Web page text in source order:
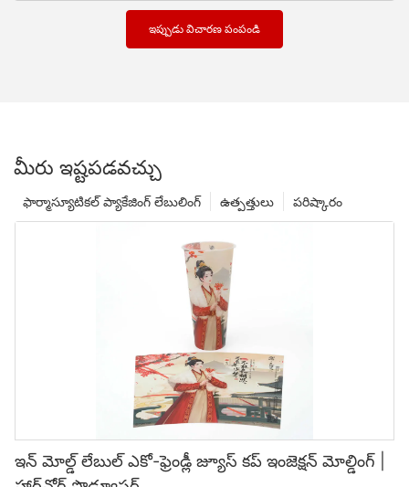
ఇప్పుడు విచారణ పంపండి
మీరు ఇష్టపడవచ్చు
పరిష్కారం
ఉత్పత్తులు
ఫార్మాస్యూటికల్ ప్యాకేజింగ్ లేబులింగ్
ఇన్ మోల్డ్ లేబుల్ ఎకో-ఫ్రెండ్లీ జ్యూస్ కప్ ఇంజెక్షన్ మోల్డింగ్ |